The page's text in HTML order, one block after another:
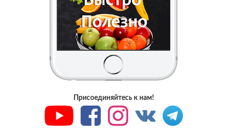
Присоединяйтесь к нам!